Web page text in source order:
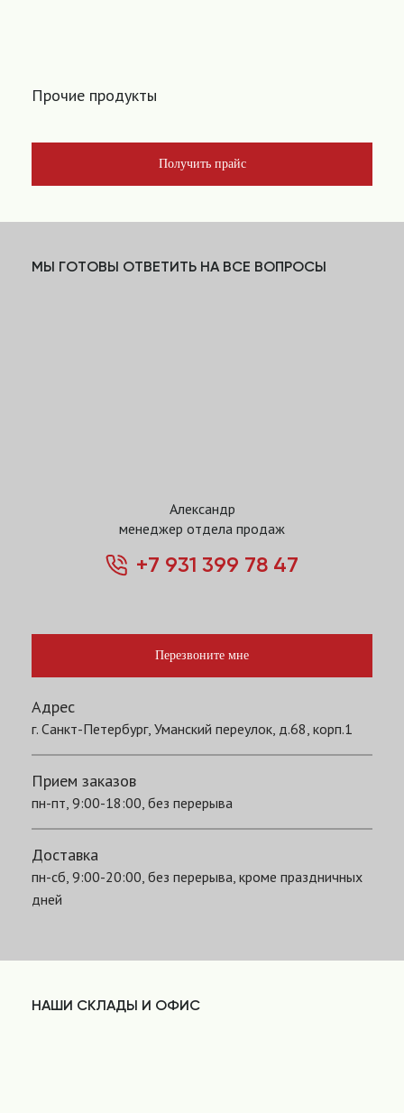
Прочие продукты
Получить прайс
МЫ ГОТОВЫ ОТВЕТИТЬ НА ВСЕ ВОПРОСЫ
Александр
менеджер отдела продаж
+7 931 399 78 47
Перезвоните мне
Адрес
г. Санкт-Петербург, Уманский переулок, д.68, корп.1
Прием заказов
пн-пт, 9:00-18:00, без перерыва
Доставка
пн-сб, 9:00-20:00, без перерыва, кроме праздничных
дней
НАШИ СКЛАДЫ И ОФИС